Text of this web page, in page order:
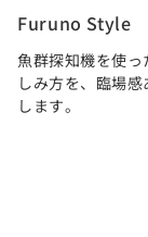
Furuno Style
魚群探知機を使
しみ方を、臨場
します。